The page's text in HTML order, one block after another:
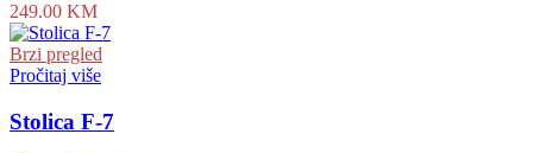
249.00 KM
Brzi pregled
Pročitaj više
Stolica F-7